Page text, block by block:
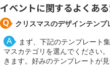
イベントに関するよくあ
クリスマスのデザインテンプ
まず、下記のテンプレート
マスカテゴリを選んでください
きます。好みのテンプレートが